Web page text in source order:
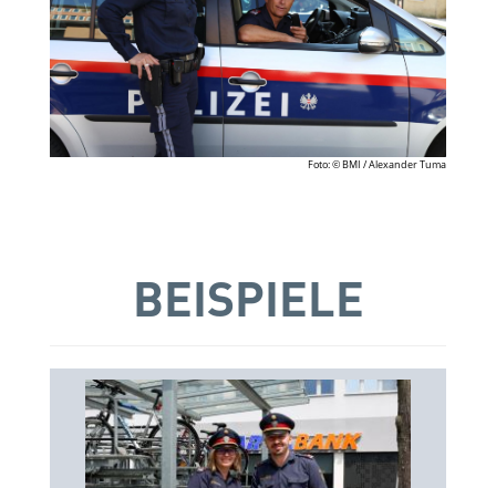
Foto: © BMI / Alexander Tuma
BEISPIELE